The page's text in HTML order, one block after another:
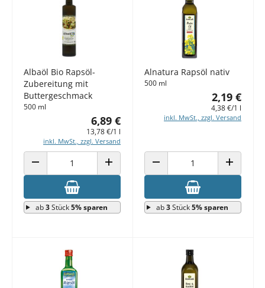
Albaöl Bio Rapsöl-
Zubereitung mit
Buttergeschmack
500 ml
6,89 €
13,78 €/1 l
inkl. MwSt., zzgl. Versand
ANZAHL VERRINGERN ANZAHL ERHÖHEN
ab3Stück5% sparen
Alnatura Rapsöl nativ
500 ml
2,19 €
4,38 €/1 l
inkl. MwSt., zzgl. Versand
ANZAHL VERRINGERN ANZAHL
ab3Stück5% sparen